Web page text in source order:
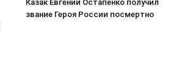
Казак Евгений Остапенко получил
звание Героя России посмертно